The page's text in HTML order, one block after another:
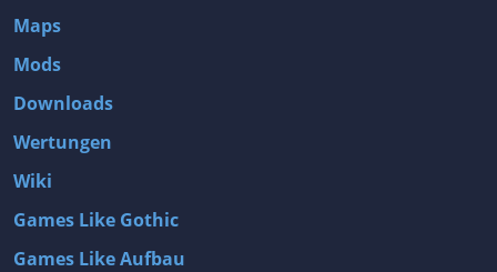
Maps
Mods
Downloads
Wertungen
Wiki
Games Like Gothic
Games Like Aufbau